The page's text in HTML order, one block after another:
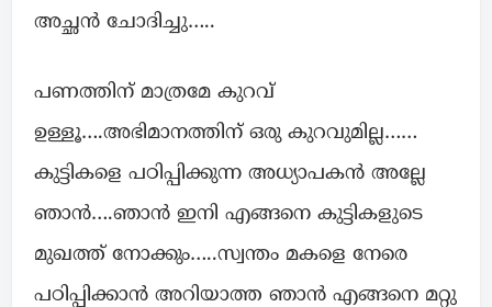
അച്ഛൻ ചോദിച്ചു…..
പണത്തിന് മാത്രമേ കുറവ്
ഉള്ളൂ….അഭിമാനത്തിന് ഒരു കുറവുമില്ല……
കുട്ടികളെ പഠിപ്പിക്കുന്ന അധ്യാപകൻ അല്ലേ
ഞാൻ….ഞാൻ ഇനി എങ്ങനെ കുട്ടികളുടെ
മുഖത്ത് നോക്കും…..സ്വന്തം മകളെ നേരെ
പഠിപ്പിക്കാൻ അറിയാത്ത ഞാൻ എങ്ങനെ മറ്റു